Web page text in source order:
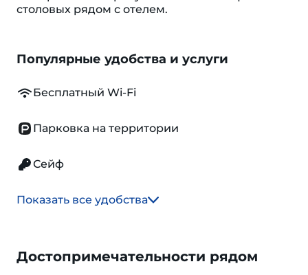
столовых рядом с отелем.
Популярные удобства и услуги
Бесплатный Wi-Fi
Парковка на территории
Сейф
Показать все удобства
Достопримечательности рядом